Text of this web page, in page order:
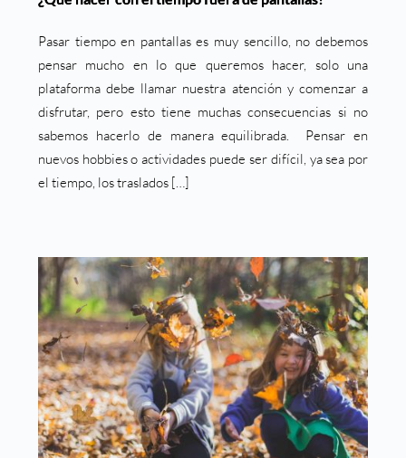
Pasar tiempo en pantallas es muy sencillo, no debemos
pensar mucho en lo que queremos hacer, solo una
plataforma debe llamar nuestra atención y comenzar a
disfrutar, pero esto tiene muchas consecuencias si no
sabemos hacerlo de manera equilibrada. Pensar en
nuevos hobbies o actividades puede ser difícil, ya sea por
el tiempo, los traslados […]